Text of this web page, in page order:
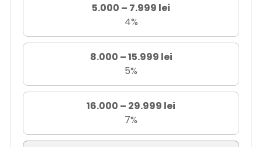
5.000 – 7.999 lei
4%
8.000 – 15.999 lei
5%
16.000 – 29.999 lei
7%